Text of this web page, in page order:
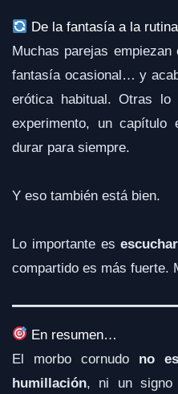
De la fantasía a la
Muchas parejas
fantasía ocasional… y
erótica habitual. Otras
experimento, un capítulo
durar para siempre.
Y eso también está bien.
Lo importante es
compartido es más fuerte.
En resumen…
El morbo cornudo no
humillación, ni un signo